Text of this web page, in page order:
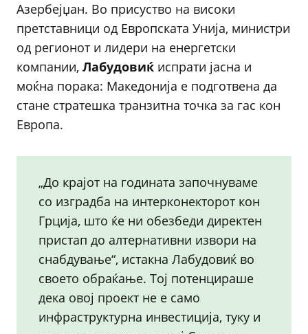
Азербејџан. Во присуство на високи
претставници од Европската Унија, министри
од регионот и лидери на енергетски
компании, Лабудовиќ испрати јасна и
моќна порака: Македонија е подготвена да
стане стратешка транзитна точка за гас кон
Европа.
„До крајот на годината започнуваме
со изградба на интерконекторот кон
Грција, што ќе ни обезбеди директен
пристап до алтернативни извори на
снабдување“, истакна Лабудовиќ во
своето обраќање. Тој потенцираше
дека овој проект не е само
инфраструктурна инвестиција, туку и